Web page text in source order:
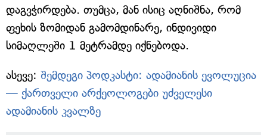
დაგვჭირდება. თუმცა, მან ისიც აღნიშნა, რომ
ფეხის ზომიდან გამომდინარე, ინდივიდი
სიმაღლეში 1 მეტრამდე იქნებოდა.
ასევე: შემდეგი პოდკასტი: ადამიანის ევოლუცია
— ქართველი არქეოლოგები უძველესი
ადამიანის კვალზე